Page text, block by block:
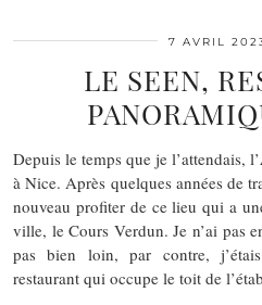
7 AVRIL
LE SEEN,
Depuis le temps que je l’attendais, l’
à Nice. Après quelques années de
nouveau profiter de ce lieu qui a
ville, le Cours Verdun. Je n’ai pas
pas bien loin, par contre,
restaurant qui occupe le toit de